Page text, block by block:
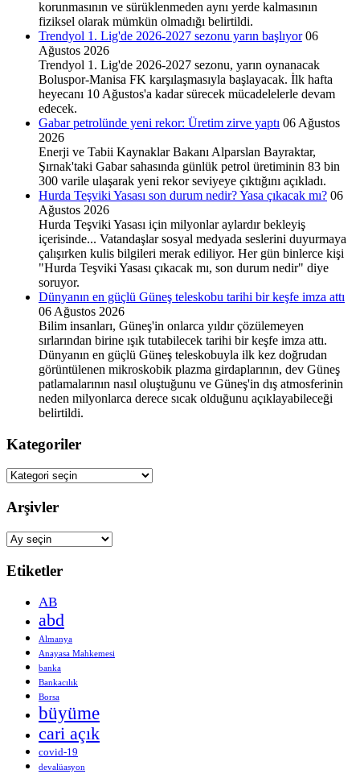
korunmasının ve sürüklenmeden aynı yerde kalmasının
fiziksel olarak mümkün olmadığı belirtildi.
Trendyol 1. Lig'de 2026-2027 sezonu yarın başlıyor 06
Ağustos 2026
Trendyol 1. Lig'de 2026-2027 sezonu, yarın oynanacak
Boluspor-Manisa FK karşılaşmasıyla başlayacak. İlk hafta
heyecanı 10 Ağustos'a kadar sürecek mücadelelerle devam
edecek.
Gabar petrolünde yeni rekor: Üretim zirve yaptı 06 Ağustos
2026
Enerji ve Tabii Kaynaklar Bakanı Alparslan Bayraktar,
Şırnak'taki Gabar sahasında günlük petrol üretiminin 83 bin
300 varile ulaşarak yeni rekor seviyeye çıktığını açıkladı.
Hurda Teşviki Yasası son durum nedir? Yasa çıkacak mı? 06
Ağustos 2026
Hurda Teşviki Yasası için milyonlar aylardır bekleyiş
içerisinde... Vatandaşlar sosyal medyada seslerini duyurmaya
çalışırken kulis bilgileri merak ediliyor. Her gün binlerce kişi
"Hurda Teşviki Yasası çıkacak mı, son durum nedir" diye
soruyor.
Dünyanın en güçlü Güneş teleskobu tarihi bir keşfe imza attı
06 Ağustos 2026
Bilim insanları, Güneş'in onlarca yıldır çözülemeyen
sırlarından birine ışık tutabilecek tarihi bir keşfe imza attı.
Dünyanın en güçlü Güneş teleskobuyla ilk kez doğrudan
görüntülenen mikroskobik plazma girdaplarının, dev Güneş
patlamalarının nasıl oluştuğunu ve Güneş'in dış atmosferinin
neden milyonlarca derece sıcak olduğunu açıklayabileceği
belirtildi.
Kategoriler
Kategoriler
Arşivler
Arşivler
Etiketler
AB
abd
Almanya
Anayasa Mahkemesi
banka
Bankacılık
Borsa
büyüme
cari açık
covid-19
devalüasyon